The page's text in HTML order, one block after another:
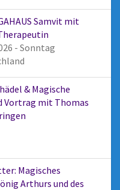
Samvit mit
- Sonntag
& Magische
Vortrag mit Thomas
Magisches
Arthurs und des